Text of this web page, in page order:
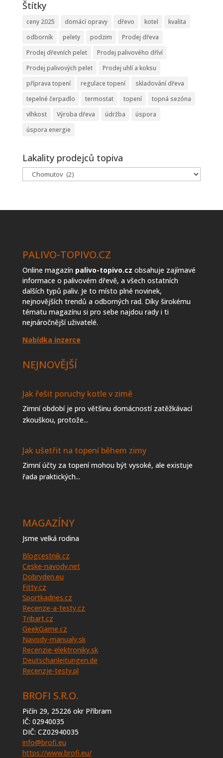
Štítky
ceny 2025 domácí opravy dřevo kotel
kvalita
odborník
pelety podzim
Prodej dřeva
Prodej dřevních pelet
Prodej palivového dříví
Prodej palivových pelet
Prodej uhlí a koksu
příprava topení
regulace topení
skladování dřeva
tepelné čerpadlo
termostat topení
topná sezóna
vlhkost
Výroba dřeva údržba
úspora
úspora energie
Lakality prodejců topiva
Lakality
prodejců
PALIVO-TOPIVO.CZ
Online magazín palivo-topivo.cz obsahuje zajímavé
informace o palivovém dřevě, a všech ostatních
dalších typů paliv. Je to místo plné novinek,
nejnovějších trendů a odborných rad. Díky širokému
tématu magazínu si pro sebe najdou rady i ti
nejnáročnější uživatelé.
Nabídka inzerce
NEJNOVĚJŠÍ
Jak řešit poruchy kotle v zimě
Zimní období je pro většinu domácností zatěžkávací
zkouškou, protože...
Jak ušetřit na topení během zimy
Zimní účty za topení mohou být vysoké, ale existuje
řada praktických...
MAGAZÍNY
Jsme velká rodina
Blogcestnik.cz
Ceske-navody.net
Dobryden.eu
Fitty.cz
Sportkadnes.cz
Recenze-a-testy.cz
Tribart.cz
GeekGame.cz
Navody-manualy.sk
Recenzie-elektroniky.sk
Deutschanleitungen.de
Recenzje-testy.pl
BROFI S.R.O.
Pičín 29, 25226 okr Příbram
IČ: 02940035
DIČ: CZ02940035
info@brofi.eu
https://www.brofi.eu/